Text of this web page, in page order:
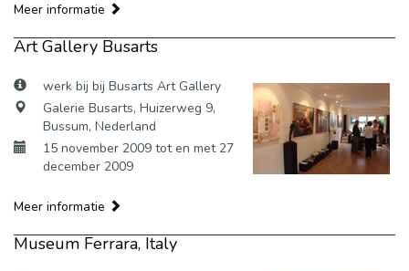
Meer informatie
Art Gallery Busarts
werk bij bij Busarts Art Gallery
Galerie Busarts, Huizerweg 9,
Bussum, Nederland
15 november 2009 tot en met 27
december 2009
Meer informatie
Museum Ferrara, Italy